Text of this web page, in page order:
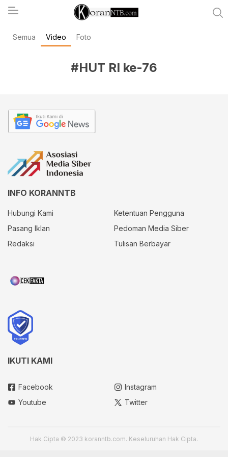
koranntb.com
Semua Video Foto
#HUT RI ke-76
INFO KORANNTB
Hubungi Kami
Ketentuan Pengguna
Pasang Iklan
Pedoman Media Siber
Redaksi
Tulisan Berbayar
IKUTI KAMI
Facebook
Instagram
Youtube
Twitter
Hak Cipta © 2023 koranntb.com. Keseluruhan Hak Cipta.